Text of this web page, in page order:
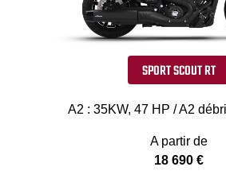
SPORT SCOUT RT
A2 : 35KW, 47 HP / A2
A partir de
18 690 €